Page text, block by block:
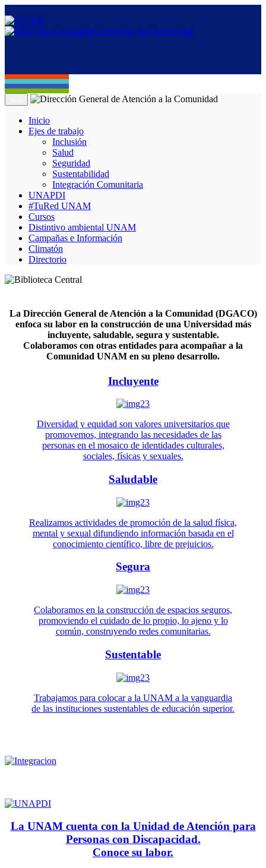
Inicio
Ejes de trabajo
Inclusión
Salud
Seguridad
Sustentabilidad
Integración Comunitaria
UNAPDI
#TuRed UNAM
Cursos
Distintivo ambiental UNAM
Campañas e Información
Climatón
Directorio
La Dirección General de Atención a la Comunidad (DGACO)
enfoca su labor en la construcción de una Universidad más
incluyente, saludable, segura y sustentable.
Colaboramos con otras entidades para acompañar a la
Comunidad UNAM en su pleno desarrollo.
Incluyente
Diversidad y equidad son valores universitarios que
promovemos, integrando las necesidades de las
personas en el mosaico de identidades culturales,
sociales, físicas y sexuales.
Saludable
Realizamos actividades de promoción de la salud física,
mental y sexual difundiendo información basada en el
conocimiento científico, libre de prejuicios.
Segura
Colaboramos en la construcción de espacios seguros,
promoviendo el cuidado de lo propio, lo ajeno y lo
común, construyendo redes comunitarias.
Sustentable
Trabajamos para colocar a la UNAM a la vanguardia
de las instituciones sustentables de educación superior.
La UNAM cuenta con la Unidad de Atención para
Personas con Discapacidad.
Conoce su labor.